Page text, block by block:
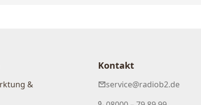
&
Kontakt
service@radiob2.de